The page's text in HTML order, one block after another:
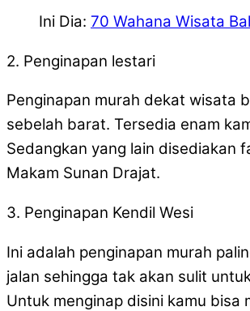
Ini Dia: 70 Wahana Wisata
2. Penginapan lestari
Penginapan murah dekat wisata
sebelah barat. Tersedia enam
Sedangkan yang lain disediakan
Makam Sunan Drajat.
3. Penginapan Kendil Wesi
Ini adalah penginapan murah
jalan sehingga tak akan sulit
Untuk menginap disini kamu